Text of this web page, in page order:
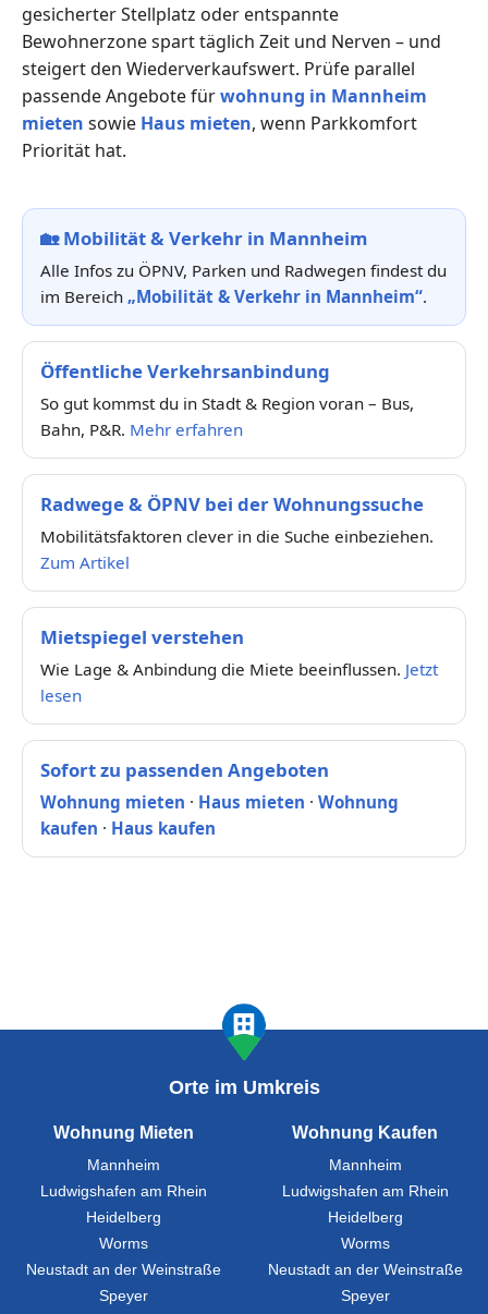
gesicherter Stellplatz oder entspannte
Bewohnerzone spart täglich Zeit und Nerven – und
steigert den Wiederverkaufswert. Prüfe parallel
passende Angebote fürwohnung in Mannheim
mieten sowie Haus mieten, wenn Parkkomfort
Priorität hat.
🏡Mobilität & Verkehr in Mannheim
Alle Infos zu ÖPNV, Parken und Radwegen findest du
im Bereich „Mobilität & Verkehr in Mannheim“.
Öffentliche Verkehrsanbindung
So gut kommst du in Stadt & Region voran – Bus,
Bahn, P&R. Mehr erfahren
Radwege & ÖPNV bei der Wohnungssuche
Mobilitätsfaktoren clever in die Suche einbeziehen.
Zum Artikel
Mietspiegel verstehen
Wie Lage & Anbindung die Miete beeinflussen. Jetzt
lesen
Sofort zu passenden Angeboten
Wohnung mieten · Haus mieten · Wohnung
kaufen · Haus kaufen
Orte im Umkreis
Wohnung Mieten
Mannheim
Ludwigshafen am Rhein
Heidelberg
Worms
Neustadt an der Weinstraße
Speyer
Wohnung Kaufen
Mannheim
Ludwigshafen am Rhein
Heidelberg
Worms
Neustadt an der Weinstraße
Speyer